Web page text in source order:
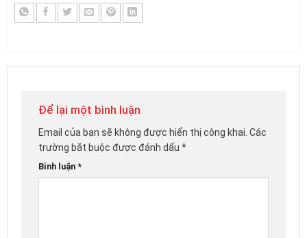
Để lại một bình luận
Email của bạn sẽ không được hiển thị công khai. Các
trường bắt buộc được đánh dấu *
Bình luận *